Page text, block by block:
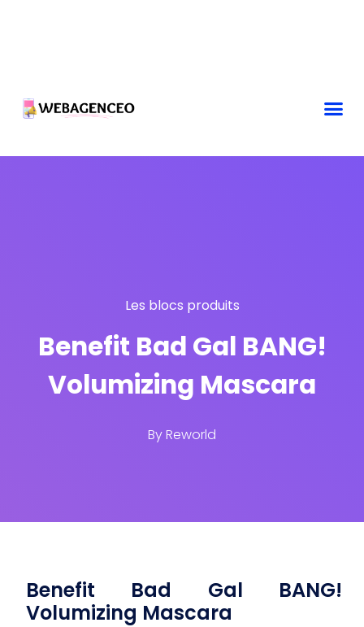
Les blocs produits
Benefit Bad Gal BANG!
Volumizing Mascara
ByReworld
Benefit Bad Gal BANG!
Volumizing Mascara